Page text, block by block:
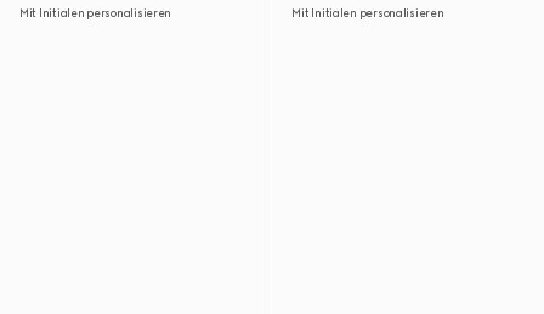
Mit Initialen personalisieren Mit Initialen personalisieren